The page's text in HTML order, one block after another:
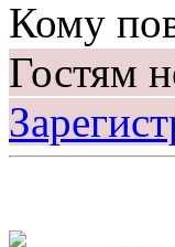
Кому
Гостям